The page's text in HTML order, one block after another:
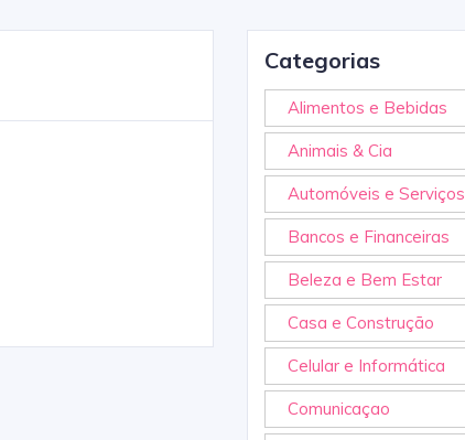
Categorias
Alimentos e Bebidas
Animais & Cia
Automóveis e Serviços
Bancos e Financeiras
Beleza e Bem Estar
Casa e Construção
Celular e Informática
Comunicaçao